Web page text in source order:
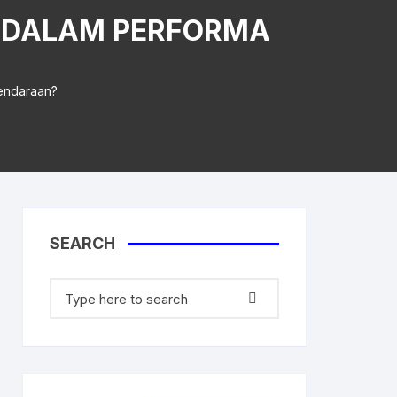
PERFORMA
SEARCH